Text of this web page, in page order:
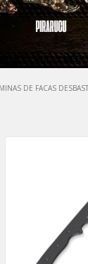
DE FACAS